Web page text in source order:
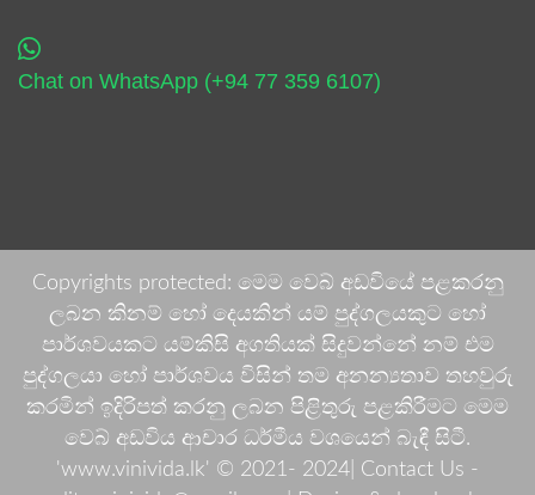
Chat on WhatsApp (+94 77 359 6107)
Copyrights protected: මෙම වෙබ් අඩවියේ පළකරනු
ලබන කිනම් හෝ දෙයකින් යම් පුද්ගලයකුට හෝ
පාර්ශවයකට යම්කිසි අගතියක් සිදුවන්නේ නම් එම
පුද්ගලයා හෝ පාර්ශවය විසින් තම අනන්‍යතාව තහවුරු
කරමින් ඉදිරිපත් කරනු ලබන පිළිතුරු පළකිරීමට මෙම
වෙබ් අඩවිය ආචාර ධර්මීය වශයෙන් බැඳී සිටී.
'www.vinivida.lk' © 2021- 2024| Contact Us -